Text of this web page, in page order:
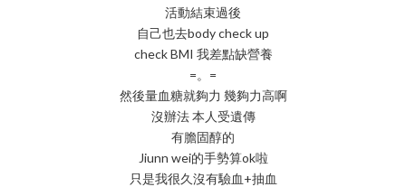
活動結束過後
自己也去body check up
check BMI 我差點缺營養
=。=
然後量血糖就夠力 幾夠力高啊
沒辦法 本人受遺傳
有膽固醇的
Jiunn wei的手勢算ok啦
只是我很久沒有驗血+抽血